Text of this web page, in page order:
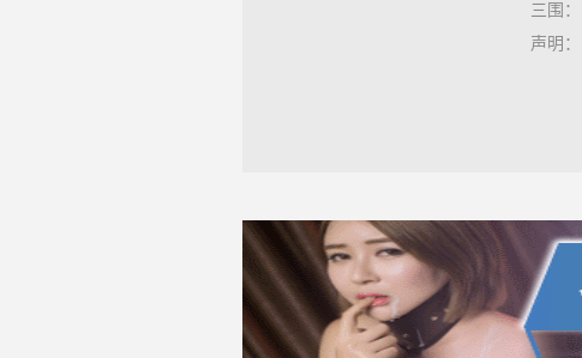
三围：
声明：